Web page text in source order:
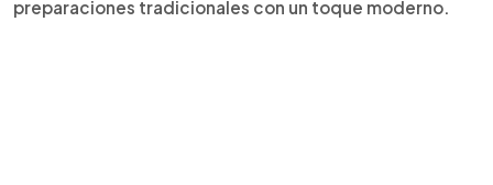
preparaciones tradicionales con un toque moderno.